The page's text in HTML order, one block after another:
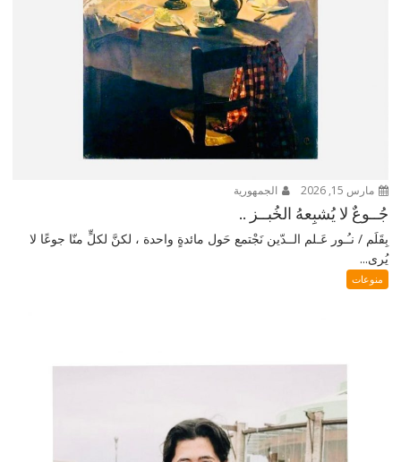
مارس 15, 2026 الجمهورية
جُــوعٌ لا يُشبِعهُ الخُبــز ..
بِقَلَم / نـُـور عَـلم الــدّين نَجْتمع حَول مائدةٍ واحدة ، لكنَّ لكلٍّ منّا جوعًا لا
يُرى...
منوعات